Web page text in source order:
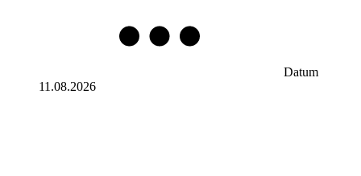
Datum
11.08.2026